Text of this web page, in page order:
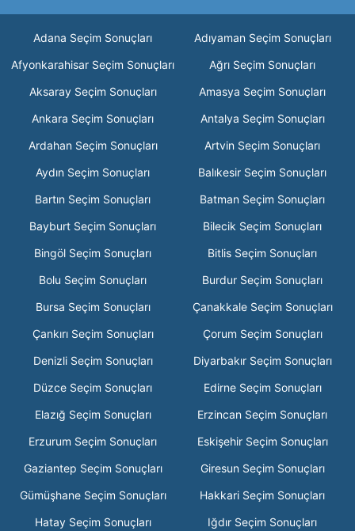
Adana Seçim Sonuçları
Adıyaman Seçim Sonuçları
Afyonkarahisar Seçim Sonuçları
Ağrı Seçim Sonuçları
Aksaray Seçim Sonuçları
Amasya Seçim Sonuçları
Ankara Seçim Sonuçları
Antalya Seçim Sonuçları
Ardahan Seçim Sonuçları
Artvin Seçim Sonuçları
Aydın Seçim Sonuçları
Balıkesir Seçim Sonuçları
Bartın Seçim Sonuçları
Batman Seçim Sonuçları
Bayburt Seçim Sonuçları
Bilecik Seçim Sonuçları
Bingöl Seçim Sonuçları
Bitlis Seçim Sonuçları
Bolu Seçim Sonuçları
Burdur Seçim Sonuçları
Bursa Seçim Sonuçları
Çanakkale Seçim Sonuçları
Çankırı Seçim Sonuçları
Çorum Seçim Sonuçları
Denizli Seçim Sonuçları
Diyarbakır Seçim Sonuçları
Düzce Seçim Sonuçları
Edirne Seçim Sonuçları
Elazığ Seçim Sonuçları
Erzincan Seçim Sonuçları
Erzurum Seçim Sonuçları
Eskişehir Seçim Sonuçları
Gaziantep Seçim Sonuçları
Giresun Seçim Sonuçları
Gümüşhane Seçim Sonuçları
Hakkari Seçim Sonuçları
Hatay Seçim Sonuçları
Iğdır Seçim Sonuçları